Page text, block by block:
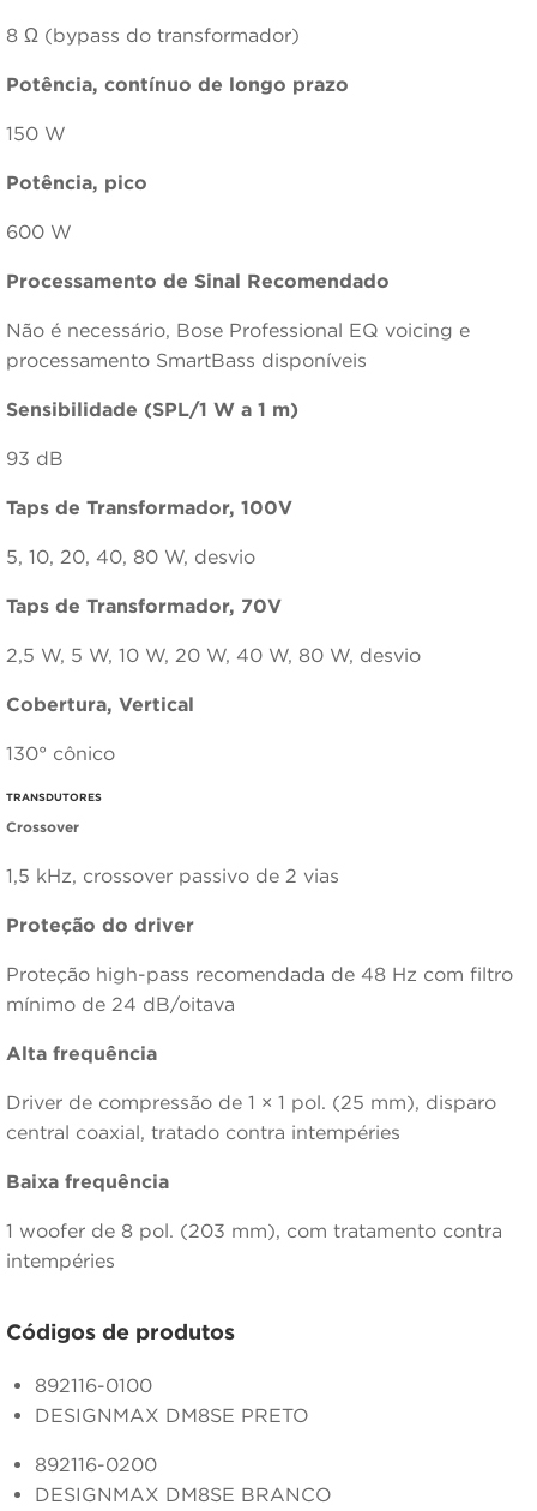
8 Ω (bypass do transformador)
Potência, contínuo de longo prazo
150 W
Potência, pico
600 W
Processamento de Sinal Recomendado
Não é necessário, Bose Professional EQ voicing e
processamento SmartBass disponíveis
Sensibilidade (SPL/1 W a 1 m)
93 dB
Taps de Transformador, 100V
5, 10, 20, 40, 80 W, desvio
Taps de Transformador, 70V
2,5 W, 5 W, 10 W, 20 W, 40 W, 80 W, desvio
Cobertura, Vertical
130° cônico
TRANSDUTORES
Crossover
1,5 kHz, crossover passivo de 2 vias
Proteção do driver
Proteção high-pass recomendada de 48 Hz com filtro
mínimo de 24 dB/oitava
Alta frequência
Driver de compressão de 1 × 1 pol. (25 mm), disparo
central coaxial, tratado contra intempéries
Baixa frequência
1 woofer de 8 pol. (203 mm), com tratamento contra
intempéries
Códigos de produtos
892116-0100
DESIGNMAX DM8SE PRETO
892116-0200
DESIGNMAX DM8SE BRANCO